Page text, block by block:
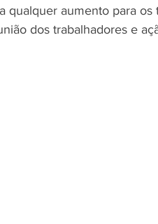
qualquer aumento para
dos trabalhadores e